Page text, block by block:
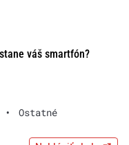
váš smartfón?
• Ostatné